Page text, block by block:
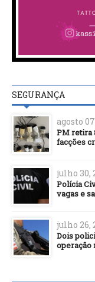
SEGURANÇA
agosto
PM retira
facções
julho 30,
Polícia
vagas e
julho 26,
Dois
operação